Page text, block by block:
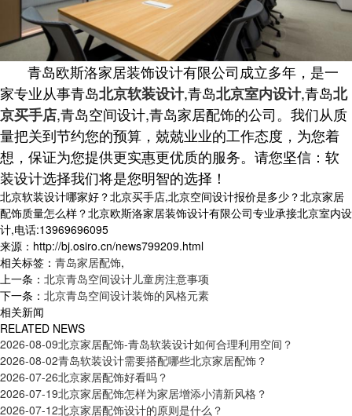
青岛欧斯洛家居装饰设计有限公司成立多年，是一
家专业从事青岛北京软装设计,青岛北京室内设计,青岛北
京买手店,青岛空间设计,青岛家居配饰的公司。我们从质
量把关到节约您的预算，兢兢业业的工作态度，为您着
想，保证为您提供更实惠更优质的服务。请您坚信：软
装设计选择我们将是您明智的选择！
北京软装设计哪家好？北京买手店,北京空间设计报价是多少？北京家居
配饰质量怎么样？北京欧斯洛家居装饰设计有限公司专业承接北京室内设
计,电话:13969696095
来源：http://bj.osiro.cn/news799209.html
相关标签： 青岛家居配饰,
上一条： 北京青岛空间设计儿童房注意事项
下一条： 北京青岛空间设计装饰的风格元素
相关新闻
RELATED NEWS
2026-08-09北京家居配饰-青岛软装设计如何合理利用空间？
2026-08-02青岛软装设计需要搭配哪些北京家居配饰？
2026-07-26北京家居配饰好看吗？
2026-07-19北京家居配饰怎样为家居增添小清新风格？
2026-07-12北京家居配饰设计的原则是什么？